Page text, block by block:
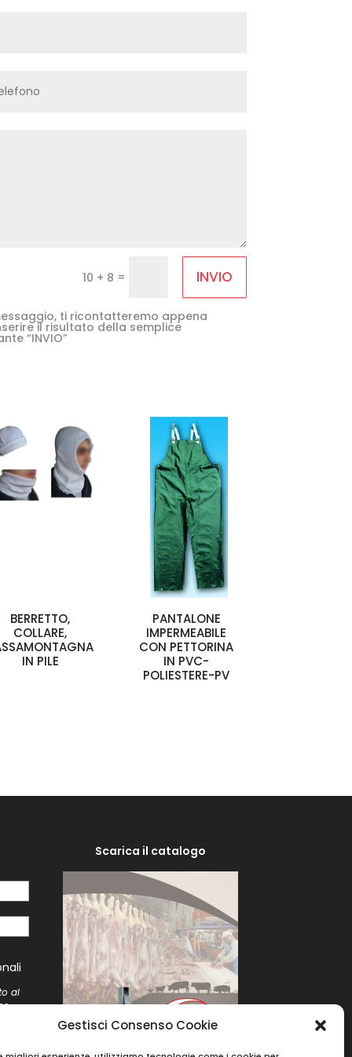
Gestisci Consenso Cookie
10 + 8 = INVIO
ti ricontatteremo appena
il risultato della semplice
“INVIO”
BERRETTO,
COLLARE,
IN PILE
PANTALONE
IMPERMEABILE
CON PETTORINA
IN PVC-
POLIESTERE-PV
al
Scarica il catalogo